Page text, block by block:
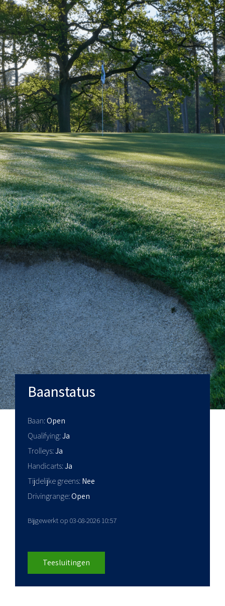
Baanstatus
Baan Open
Qualifying Ja
Trolleys Ja
Handicarts Ja
Tijdelijke greens Nee
Drivingrange Open
Bijgewerkt op 03-08-2026 10:57
Teesluitingen